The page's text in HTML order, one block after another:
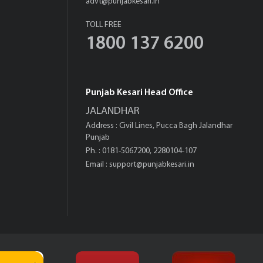
TOLL FREE
1800 137 6200
Punjab Kesari Head Office
JALANDHAR
Address : Civil Lines, Pucca Bagh Jalandhar
Punjab
Ph. : 0181-5067200, 2280104-107
Email : support@punjabkesari.in